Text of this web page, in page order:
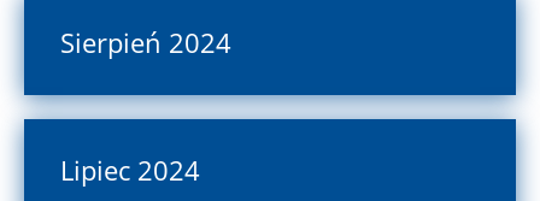
Sierpień 2024
Lipiec 2024